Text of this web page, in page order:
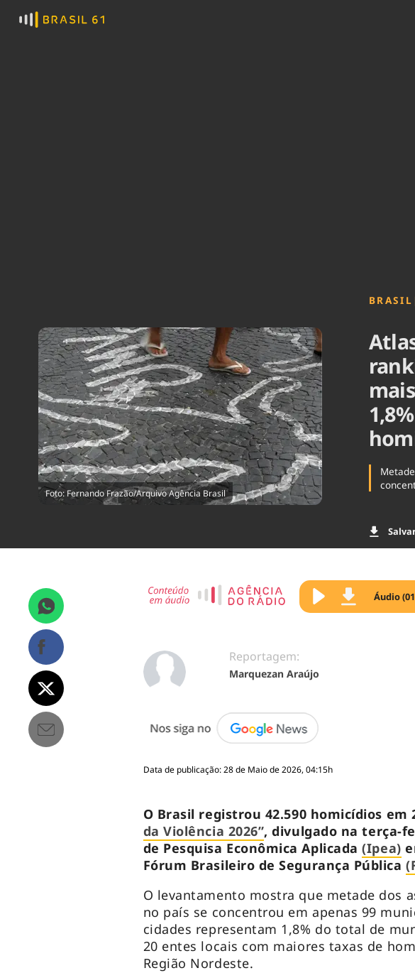
Foto: Fernando Frazão/Arquivo Agência Brasil
BRASIL
Áudio
Reportagem:
Marquezan Araújo
Data de publicação: 28 de Maio de 2026, 04:15h
O Brasil registrou 42.590 homicídios em
da Violência 2026”, divulgado na terça-
de Pesquisa Econômica Aplicada(Ipea)
Fórum Brasileiro de Segurança Pública
O levantamento mostra que metade dos
no país se concentrou em apenas 99
cidades representam 1,8% do total de
20 entes locais com maiores taxas de
Região Nordeste.